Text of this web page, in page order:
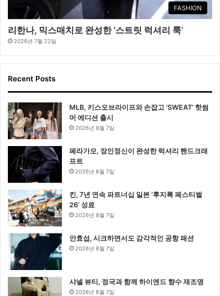
FASHION
리한나, 믹스매치로 완성한 ‘스트릿 럭셔리 룩’
2026년 7월 22일
Recent Posts
MLB, 키스오브라이프와 손잡고 ‘SWEAT’ 핫썸
머 에디션 출시
2026년 8월 7일
페라가모, 장인정신이 완성한 럭셔리 핸드크래
프트
2026년 8월 7일
킨, 7년 연속 파트너십 일본 ‘후지록 페스티벌
26’ 성료
2026년 8월 7일
안효섭, 시크하면서도 감각적인 공항 패션
2026년 8월 7일
샤넬 뷰티, 정국과 함께 하이엔드 향수 재조명
2026년 8월 7일